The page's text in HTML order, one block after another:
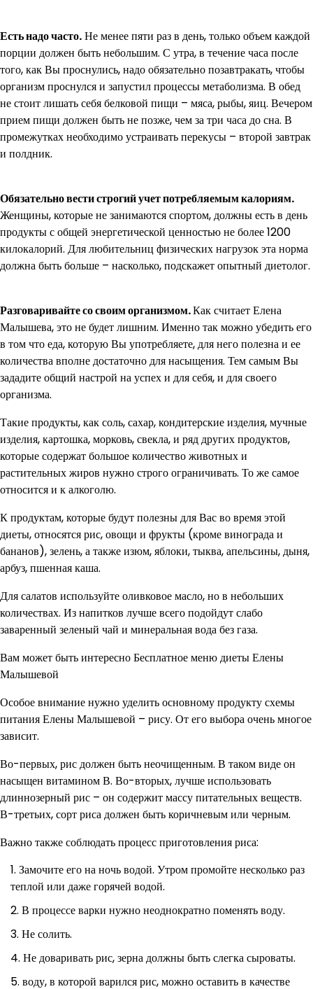
Есть надо часто.Не менее пяти раз в день, только объем каждой
порции должен быть небольшим. С утра, в течение часа после
того, как Вы проснулись, надо обязательно позавтракать, чтобы
организм проснулся и запустил процессы метаболизма. В обед
не стоит лишать себя белковой пищи – мяса, рыбы, яиц. Вечером
прием пищи должен быть не позже, чем за три часа до сна. В
промежутках необходимо устраивать перекусы – второй завтрак
и полдник.
Обязательно вести строгий учет потребляемым калориям.
Женщины, которые не занимаются спортом, должны есть в день
продукты с общей энергетической ценностью не более 1200
килокалорий. Для любительниц физических нагрузок эта норма
должна быть больше – насколько, подскажет опытный диетолог.
Разговаривайте со своим организмом.Как считает Елена
Малышева, это не будет лишним. Именно так можно убедить его
в том что еда, которую Вы употребляете, для него полезна и ее
количества вполне достаточно для насыщения. Тем самым Вы
зададите общий настрой на успех и для себя, и для своего
организма.
Такие продукты, как соль, сахар, кондитерские изделия, мучные
изделия, картошка, морковь, свекла, и ряд других продуктов,
которые содержат большое количество животных и
растительных жиров нужно строго ограничивать. То же самое
относится и к алкоголю.
К продуктам, которые будут полезны для Вас во время этой
диеты, относятся рис, овощи и фрукты (кроме винограда и
бананов), зелень, а также изюм, яблоки, тыква, апельсины, дыня,
арбуз, пшенная каша.
Для салатов используйте оливковое масло, но в небольших
количествах. Из напитков лучше всего подойдут слабо
заваренный зеленый чай и минеральная вода без газа.
Вам может быть интересно Бесплатное меню диеты Елены
Малышевой
Особое внимание нужно уделить основному продукту схемы
питания Елены Малышевой – рису. От его выбора очень многое
зависит.
Во-первых, рис должен быть неочищенным. В таком виде он
насыщен витамином В. Во-вторых, лучше использовать
длиннозерный рис – он содержит массу питательных веществ.
В-третьих, сорт риса должен быть коричневым или черным.
Важно также соблюдать процесс приготовления риса:
Замочите его на ночь водой. Утром промойте несколько раз
теплой или даже горячей водой.
В процессе варки нужно неоднократно поменять воду.
Не солить.
Не доваривать рис, зерна должны быть слегка сыроваты.
воду, в которой варился рис, можно оставить в качестве